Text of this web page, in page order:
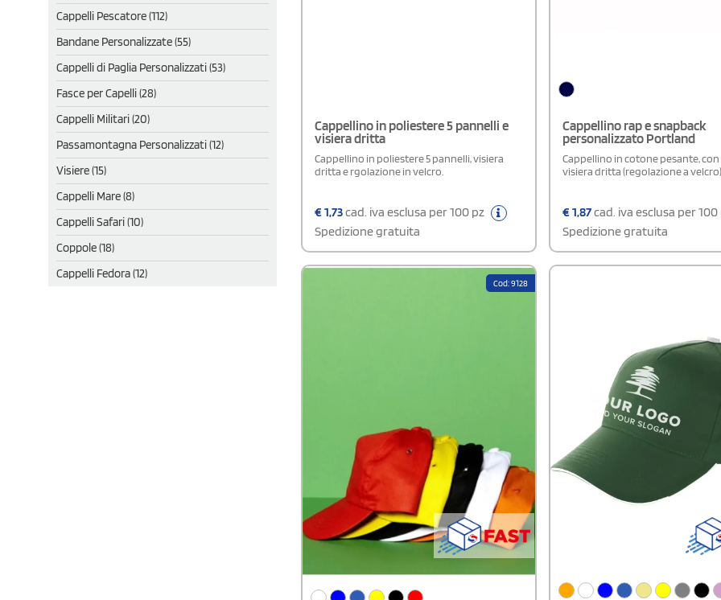
Cappelli Pescatore (112)
Bandane Personalizzate (55)
Cappelli di Paglia Personalizzati (53)
Fasce per Capelli (28)
Cappelli Militari (20)
Passamontagna Personalizzati (12)
Visiere (15)
Cappelli Mare (8)
Cappelli Safari (10)
Coppole (18)
Cappelli Fedora (12)
Cappellino in poliestere 5 pannelli e
visiera dritta
Cappellino in poliestere 5 pannelli, visiera
dritta e rgolazione in velcro.
€1,73cad. iva esclusa per 100 pz
Spedizione gratuita
Cappellino rap e snapback
personalizzato Portland
Cappellino in cotone pesante, con
visiera dritta (regolazione a velcro)
€1,87cad. iva esclusa per 100
Spedizione gratuita
Cod: 9128